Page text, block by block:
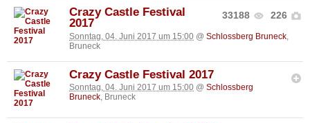
33188 226
Crazy Castle Festival
2017
Sonntag, 04. Juni 2017 um 15:00 @ Schlossberg Bruneck
Bruneck
Crazy Castle Festival 2017
Sonntag, 04. Juni 2017 um 15:00 @ Schlossberg
Bruneck, Bruneck